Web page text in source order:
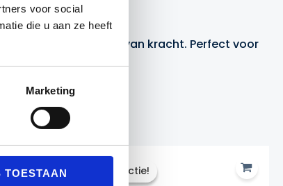
voor social
die u aan ze heeft
Marketing
TOESTAAN
voor iedereen.
en het opbouwen van kracht. Perfect voor
Actie!
Actie!